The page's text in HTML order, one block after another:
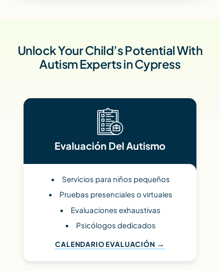
Unlock Your Child’s Potential With
Autism Experts in Cypress
Evaluación Del Autismo
Servicios para niños pequeños
Pruebas presenciales o virtuales
Evaluaciones exhaustivas
Psicólogos dedicados
CALENDARIO EVALUACIÓN